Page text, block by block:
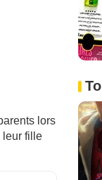
lors
leur fille